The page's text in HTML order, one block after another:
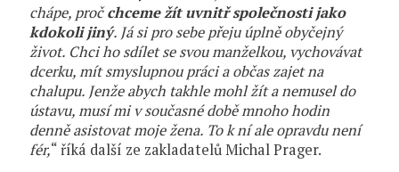
chápe, pročchceme žít uvnitř společnosti jako
kdokoli jiný. Já si pro sebe přeju úplně obyčejný
život. Chci ho sdílet se svou manželkou, vychovávat
dcerku, mít smyslupnou práci a občas zajet na
chalupu. Jenže abych takhle mohl žít a nemusel do
ústavu, musí mi v současné době mnoho hodin
denně asistovat moje žena. To k ní ale opravdu není
fér,“ říká další ze zakladatelů Michal Prager.